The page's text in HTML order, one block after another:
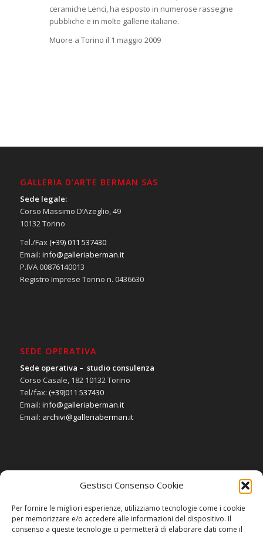
Gestisci Consenso Cookie
Per fornire le migliori esperienze, utilizziamo tecnologie come i cookie
per memorizzare e/o accedere alle informazioni del dispositivo. Il
consenso a queste tecnologie ci permetterà di elaborare dati come il
ceramiche Lenci, ha esposto in numerose rassegne
pubbliche e in molte gallerie italiane.
Muore a Torino il 1 maggio 2009
GALLERIA D’ARTE BERMAN SAS
Sede legale:
Corso Massimo D’Azeglio, 49
10132 Torino
Tel./Fax(+39) 011 537430
Email: info@galleriaberman.it
P.IVA 00876140013
Registro Imprese Torino n. 0436630
SEDE OPERATIVA
Sede operativa – studio consulenza
Corso Casale, 182 10132 Torino
Tel/fax: (+39)011 537430
Email: info@galleriaberman.it
Email: archivi@galleriaberman.it